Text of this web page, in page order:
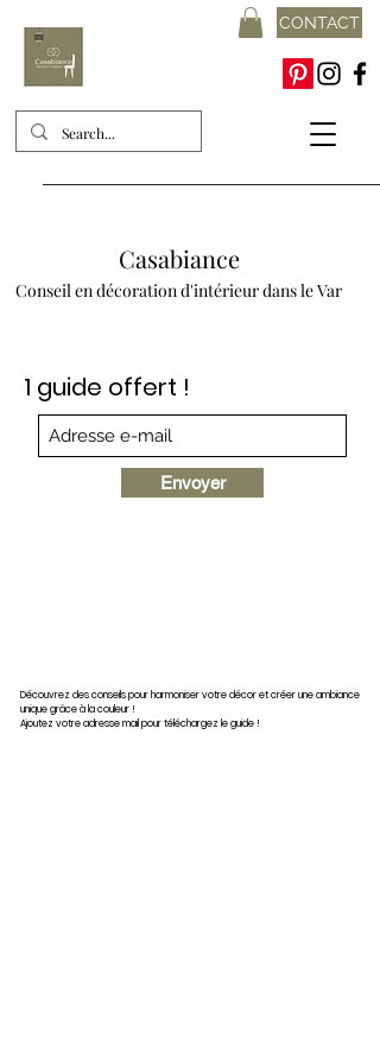
CONTACT
Casabiance
Conseil en décoration d'intérieur dans le Var
1 guide offert !
Envoyer
Découvrez des conseils pour harmoniser votre décor et créer une ambiance
unique grâce à la couleur !
Ajoutez votre adresse mail pour téléchargez le guide !